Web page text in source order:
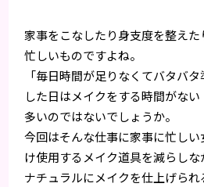
家事をこなしたり身支度を整え
忙しいものですよね。
「毎日時間が足りなくてバタバ
した日はメイクをする時間がな
多いのではないでしょうか。
今回はそんな仕事に家事に忙し
け使用するメイク道具を減らし
ナチュラルにメイクを仕上げら